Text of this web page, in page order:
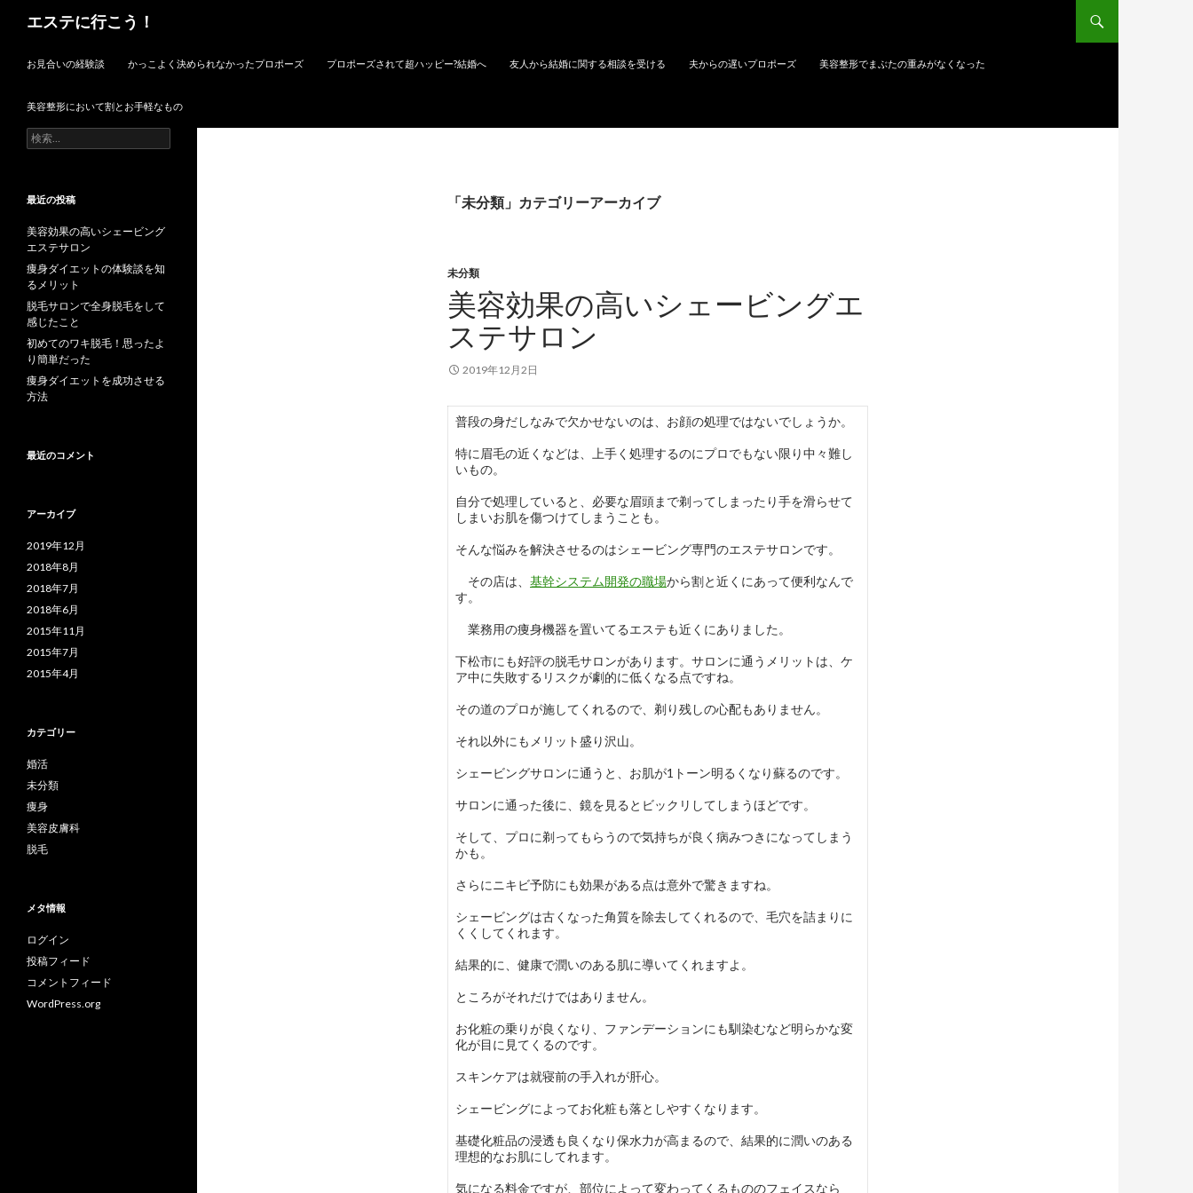
エステに行こう！
お見合いの経験談
かっこよく決められなかったプロポーズ プロポーズされて超ハッピー?結婚へ 友人から結婚に関する相談を受ける 夫からの遅いプロポーズ 美容整形でまぶたの重みがなくなった
美容整形において割とお手軽なもの
「未分類」カテゴリーアーカイブ
未分類
美容効果の高いシェービングエ
ステサロン
2019年12月2日
普段の身だしなみで欠かせないのは、お顔の処理ではないでしょうか。
特に眉毛の近くなどは、上手く処理するのにプロでもない限り中々難し
いもの。
自分で処理していると、必要な眉頭まで剃ってしまったり手を滑らせて
しまいお肌を傷つけてしまうことも。
そんな悩みを解決させるのはシェービング専門のエステサロンです。
その店は、 基幹システム開発の職場から割と近くにあって便利なんで
す。
業務用の痩身機器を置いてるエステも近くにありました。
下松市にも好評の脱毛サロンがあります。サロンに通うメリットは、ケ
ア中に失敗するリスクが劇的に低くなる点ですね。
その道のプロが施してくれるので、剃り残しの心配もありません。
それ以外にもメリット盛り沢山。
シェービングサロンに通うと、お肌が1トーン明るくなり蘇るのです。
サロンに通った後に、鏡を見るとビックリしてしまうほどです。
そして、プロに剃ってもらうので気持ちが良く病みつきになってしまう
かも。
さらにニキビ予防にも効果がある点は意外で驚きますね。
シェービングは古くなった角質を除去してくれるので、毛穴を詰まりに
くくしてくれます。
結果的に、健康で潤いのある肌に導いてくれますよ。
ところがそれだけではありません。
お化粧の乗りが良くなり、ファンデーションにも馴染むなど明らかな変
化が目に見てくるのです。
スキンケアは就寝前の手入れが肝心。
シェービングによってお化粧も落としやすくなります。
基礎化粧品の浸透も良くなり保水力が高まるので、結果的に潤いのある
理想的なお肌にしてれます。
気になる料金ですが、部位によって変わってくるもののフェイスなら
検
索:
最近の投稿
美容効果の高いシェービング
エステサロン
痩身ダイエットの体験談を知
るメリット
脱毛サロンで全身脱毛をして
感じたこと
初めてのワキ脱毛！思ったよ
り簡単だった
痩身ダイエットを成功させる
方法
最近のコメント
アーカイブ
2019年12月
2018年8月
2018年7月
2018年6月
2015年11月
2015年7月
2015年4月
カテゴリー
婚活
未分類
痩身
美容皮膚科
脱毛
メタ情報
ログイン
投稿フィード
コメントフィード
WordPress.org